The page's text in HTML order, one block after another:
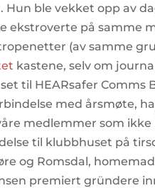
ble vekket opp av
på samme
(av samme
kastene, selv om
til HEARsafer Comms
med årsmøte,
medlemmer som ikke
til klubbhuset på
og Romsdal,
premiert gründere